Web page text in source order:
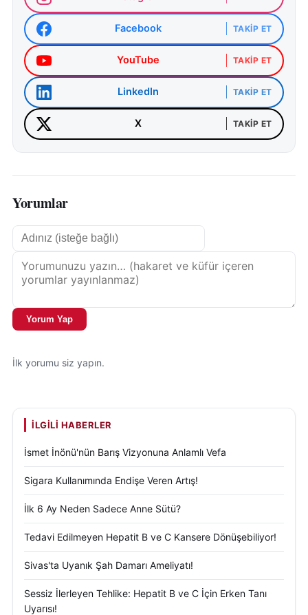
Facebook TAKIP ET
YouTube TAKIP ET
LinkedIn TAKIP ET
X TAKIP ET
Yorumlar
Yorum Yap
İlk yorumu siz yapın.
İLGILI HABERLER
İsmet İnönü'nün Barış Vizyonuna Anlamlı Vefa
Sigara Kullanımında Endişe Veren Artış!
İlk 6 Ay Neden Sadece Anne Sütü?
Tedavi Edilmeyen Hepatit B ve C Kansere Dönüşebiliyor!
Sivas'ta Uyanık Şah Damarı Ameliyatı!
Sessiz İlerleyen Tehlike: Hepatit B ve C İçin Erken Tanı
Uyarısı!